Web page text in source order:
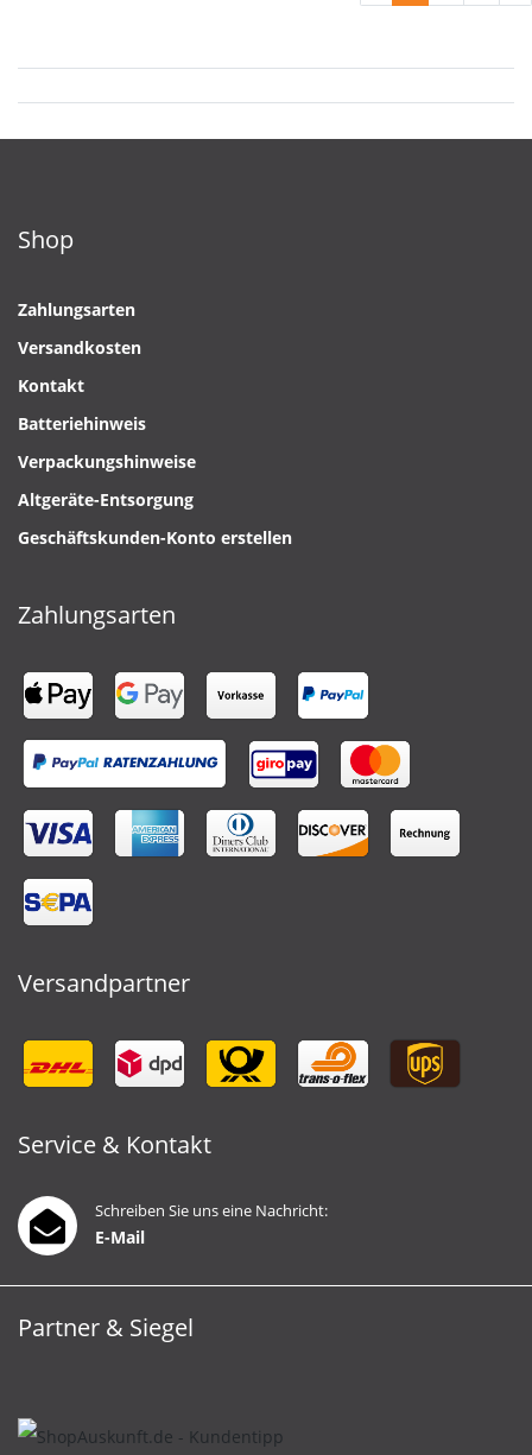
Shop
Zahlungsarten
Versandkosten
Kontakt
Batteriehinweis
Verpackungshinweise
Altgeräte-Entsorgung
Geschäftskunden-Konto erstellen
Zahlungsarten
Versandpartner
Service & Kontakt
Schreiben Sie uns eine Nachricht:
E-Mail
Partner & Siegel